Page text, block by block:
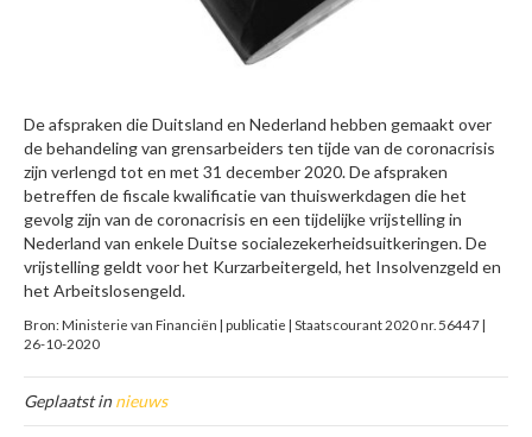
De afspraken die Duitsland en Nederland hebben gemaakt over
de behandeling van grensarbeiders ten tijde van de coronacrisis
zijn verlengd tot en met 31 december 2020. De afspraken
betreffen de fiscale kwalificatie van thuiswerkdagen die het
gevolg zijn van de coronacrisis en een tijdelijke vrijstelling in
Nederland van enkele Duitse socialezekerheidsuitkeringen. De
vrijstelling geldt voor het Kurzarbeitergeld, het Insolvenzgeld en
het Arbeitslosengeld.
Bron: Ministerie van Financiën | publicatie | Staatscourant 2020 nr. 56447 |
26-10-2020
Geplaatst innieuws